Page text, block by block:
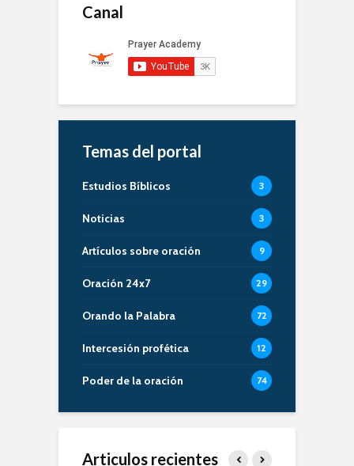
Canal
Temas del portal
Estudios Bíblicos 3
Noticias 3
Artículos sobre oración 9
Oración 24x7 29
Orando la Palabra 72
Intercesión profética 12
Poder de la oración 74
Articulos recientes